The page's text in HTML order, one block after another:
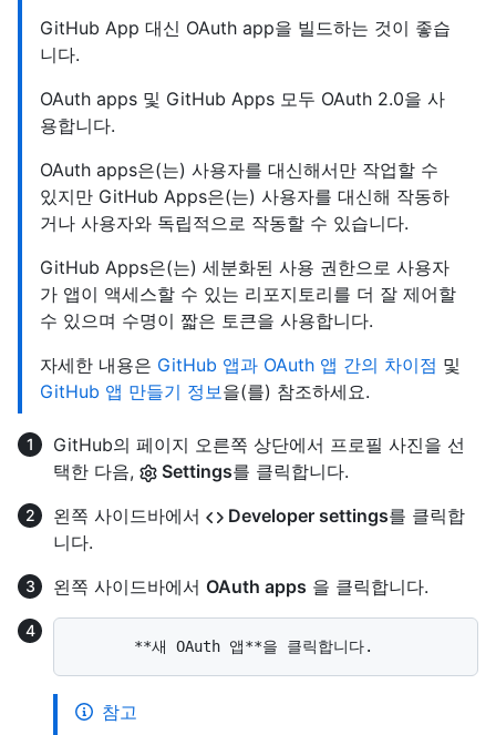
GitHub App 대신 OAuth app을 빌드하는 것이 좋습
니다.
OAuth apps 및 GitHub Apps 모두 OAuth 2.0을 사
용합니다.
OAuth apps은(는) 사용자를 대신해서만 작업할 수
있지만 GitHub Apps은(는) 사용자를 대신해 작동하
거나 사용자와 독립적으로 작동할 수 있습니다.
GitHub Apps은(는) 세분화된 사용 권한으로 사용자
가 앱이 액세스할 수 있는 리포지토리를 더 잘 제어할
수 있으며 수명이 짧은 토큰을 사용합니다.
자세한 내용은 GitHub 앱과 OAuth 앱 간의 차이점 및
GitHub 앱 만들기 정보을(를) 참조하세요.
GitHub의 페이지 오른쪽 상단에서 프로필 사진을 선
택한 다음,
Settings를 클릭합니다.
왼쪽 사이드바에서
Developer settings를 클릭합
니다.
왼쪽 사이드바에서 OAuth apps 을 클릭합니다.
참고